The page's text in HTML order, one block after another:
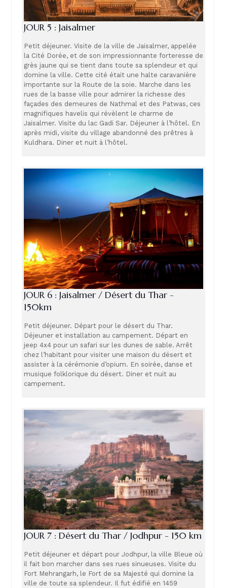
JOUR 5 : Jaisalmer
Petit déjeuner. Visite de la ville de Jaisalmer, appelée
la Cité Dorée, et de son impressionnante forteresse de
grès jaune qui se tient dans toute sa splendeur et qui
domine la ville. Cette cité était une halte caravanière
importante sur la Route de la soie. Marche dans les
rues de la basse ville pour admirer la richesse des
façades des demeures de Nathmal et des Patwas, ces
magnifiques havelis qui révèlent le charme de
Jaisalmer. Visite du lac Gadi Sar. Déjeuner à l’hôtel. En
après midi, visite du village abandonné des prêtres à
Kuldhara. Diner et nuit à l’hôtel.
JOUR 6 : Jaisalmer / Désert du Thar -
150km
Petit déjeuner. Départ pour le désert du Thar.
Déjeuner et installation au campement. Départ en
jeep 4x4 pour un safari sur les dunes de sable. Arrêt
chez l’habitant pour visiter une maison du désert et
assister à la cérémonie d’opium. En soirée, danse et
musique folklorique du désert. Diner et nuit au
campement.
JOUR 7 : Désert du Thar / Jodhpur - 150 km
Petit déjeuner et départ pour Jodhpur, la ville Bleue où
il fait bon marcher dans ses rues sinueuses. Visite du
Fort Mehrangarh, le Fort de sa Majesté qui domine la
ville de toute sa splendeur. Il fut édifié en 1459